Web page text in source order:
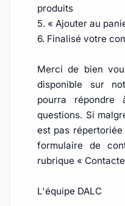
produits
5. « Ajouter au
6. Finalisé votre
Merci de bien
disponible sur
pourra
questions. Si
est pas
formulaire de
rubrique «
L'équipe DALC